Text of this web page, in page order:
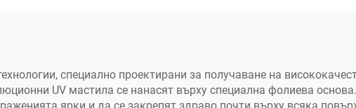
специално проектирани за получаване на
UV мастила се нанасят върху специална фолиева